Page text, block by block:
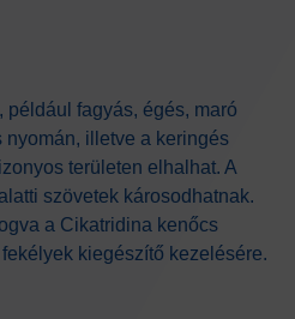
például fagyás, égés, maró
illetve a keringés
területen elhalhat. A
szövetek károsodhatnak.
a Cikatridina kenőcs
kiegészítő kezelésére.